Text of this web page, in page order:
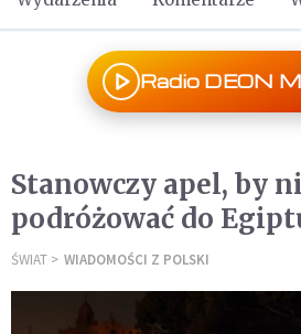
Radio DEON
Stanowczy apel, by
podróżować do
ŚWIAT WIADOMOŚCI Z POLSKI